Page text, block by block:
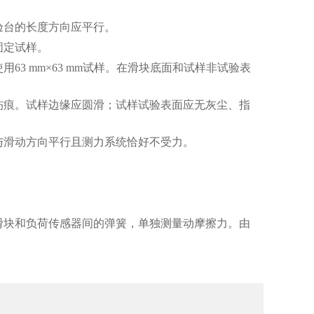
的长度方向应平行。
试样。
63 mm×63 mm试样。在滑块底面和试样非试验表
。试样边缘应圆滑；试样试验表面应无灰尘、指
动方向平行且测力系统恰好不受力。
和负荷传感器间的弹簧，单独测量动摩擦力。由